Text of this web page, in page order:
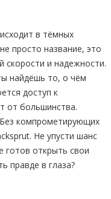
в тёмных
просто название, это
скорости и надежности.
найдёшь то, о чём
доступ к
от большинства.
компрометирующих
Не упусти шанс
открыть свои
правде в глаза?